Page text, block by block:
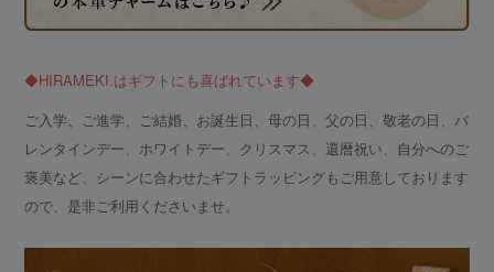
◆HIRAMEKI.はギフトにも喜ばれています◆
ご入学、ご進学、ご結婚、お誕生日、母の日、父の日、敬老の日、バ
レンタインデー、ホワイトデー、クリスマス、還暦祝い、自分へのご
褒美など、シーンに合わせたギフトラッピングもご用意しております
ので、是非ご利用くださいませ。